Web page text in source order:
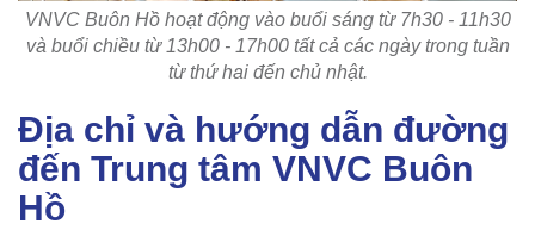
VNVC Buôn Hồ hoạt động vào buổi sáng từ 7h30 - 11h30
và buổi chiều từ 13h00 - 17h00 tất cả các ngày trong tuần
từ thứ hai đến chủ nhật.
Địa chỉ và hướng dẫn đường
đến Trung tâm VNVC Buôn
Hồ